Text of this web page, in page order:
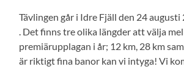
Tävlingen går i Idre Fjäll den 24 augusti
. Det finns tre olika längder att välja
premiärupplagan i år; 12 km, 28 km
är riktigt fina banor kan vi intyga! Vi